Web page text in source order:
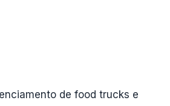
de food trucks e